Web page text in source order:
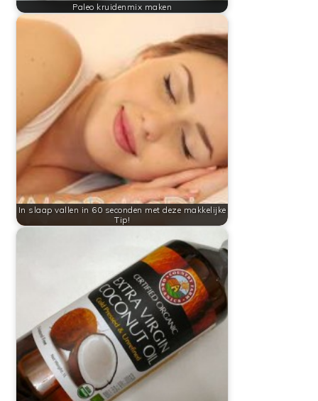
Paleo kruidenmix maken
In slaap vallen in 60 seconden met deze makkelijke
Tip!